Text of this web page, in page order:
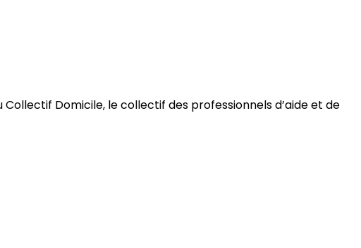
Domicile, le collectif des professionnels d’aide et de